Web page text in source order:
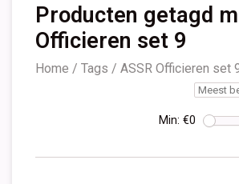
Producten getagd
Officieren set 9
Home / Tags / ASSR Officieren set
Min: €0